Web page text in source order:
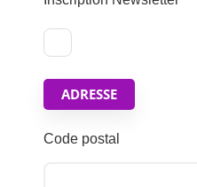
ADRESSE
Code postal